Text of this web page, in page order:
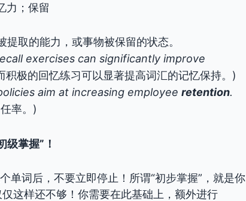
力；保留
取的能力，或事物被保留的状态。
exercises can significantly improve
积极的回忆练习可以显著提高词汇的记忆保持。)
aim at increasing employee retention.
率。)
掌握”！
单词后，不要立即停止！所谓“初步掌握”，就是你
这样还不够！你需要在此基础上，额外进行